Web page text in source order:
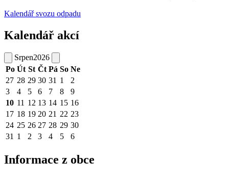
Kalendář svozu odpadu
Kalendář akcí
Srpen2026
Po Út St Čt Pá So Ne
27 28 29 30 31 1
2
3
4 5 6 7 8
9
10 11 12 13 14 15 16
17 18 19 20 21 22 23
24 25 26 27 28 29 30
31 1 2 3 4 5 6
Informace z obce